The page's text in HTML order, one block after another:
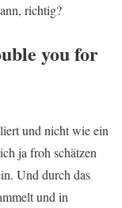
richtig?
you for
und nicht wie ein
ja froh schätzen
Und durch das
und in